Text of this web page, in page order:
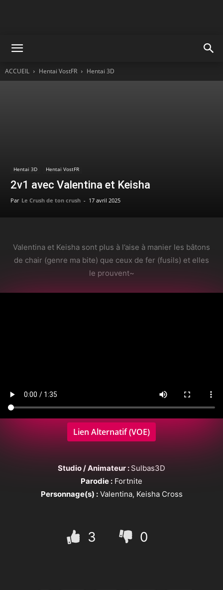
ACCUEIL Hentai VostFR Hentai 3D
Hentai 3D Hentai VostFR
2v1 avec Valentina et Keisha
Par Le Crush de ton crush - 17 avril 2025
Valentina et Keisha sont plus à l’aise à manier les bâtons
de chair (genre ma bite) que ceux de fer (fusils) et elles
le prouvent~
Lien Alternatif (VOE)
Studio / Animateur : Sulbas3D
Parodie : Fortnite
Personnage(s) :Valentina, Keisha Cross
3 0